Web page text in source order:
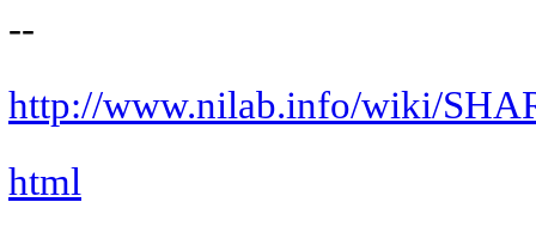
--
http://www.nilab.info/wiki/
html